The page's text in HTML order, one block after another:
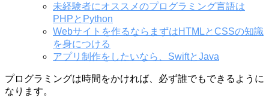
未経験者にオススメのプログラミング言語は
PHPとPython
Webサイトを作るならまずはHTMLとCSSの知識
を身につける
アプリ制作をしたいなら、SwiftとJava
プログラミングは時間をかければ、必ず誰でもできるように
なります。